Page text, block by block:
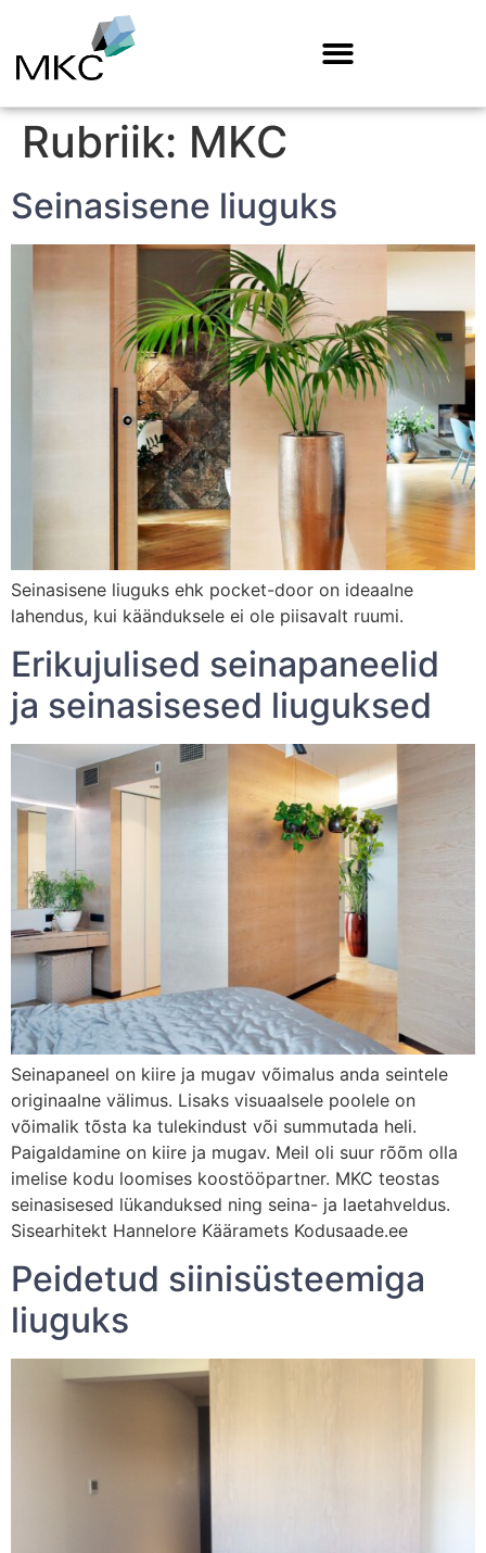
Rubriik: MKC
Seinasisene liuguks
Seinasisene liuguks ehk pocket-door on ideaalne
lahendus, kui käänduksele ei ole piisavalt ruumi.
Erikujulised seinapaneelid
ja seinasisesed liuguksed
Seinapaneel on kiire ja mugav võimalus anda seintele
originaalne välimus. Lisaks visuaalsele poolele on
võimalik tõsta ka tulekindust või summutada heli.
Paigaldamine on kiire ja mugav. Meil oli suur rõõm olla
imelise kodu loomises koostööpartner. MKC teostas
seinasisesed lükanduksed ning seina- ja laetahveldus.
Sisearhitekt Hannelore Kääramets Kodusaade.ee
Peidetud siinisüsteemiga
liuguks